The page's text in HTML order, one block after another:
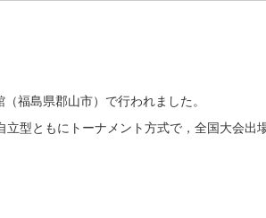
福島県郡山市）で行われました。
型ともにトーナメント方式で，全国大会出